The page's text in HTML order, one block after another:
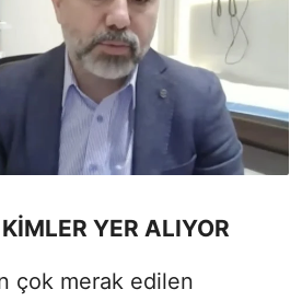
YER ALIYOR
çok merak edilen